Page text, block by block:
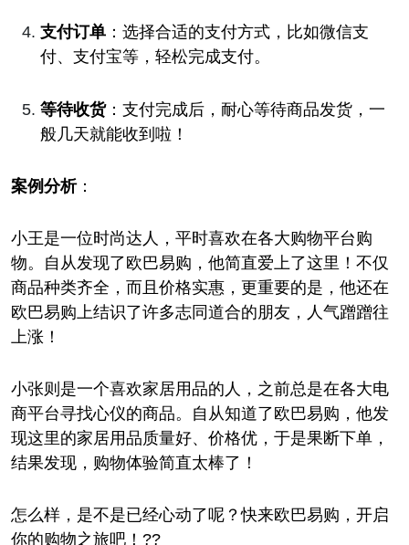
支付订单 ：选择合适的支付方式，比如微信支
付、支付宝等，轻松完成支付。
等待收货：支付完成后，耐心等待商品发货，一
般几天就能收到啦！
案例分析：
小王是一位时尚达人，平时喜欢在各大购物平台购
物。自从发现了欧巴易购，他简直爱上了这里！不仅
商品种类齐全，而且价格实惠，更重要的是，他还在
欧巴易购上结识了许多志同道合的朋友，人气蹭蹭往
上涨！
小张则是一个喜欢家居用品的人，之前总是在各大电
商平台寻找心仪的商品。自从知道了欧巴易购，他发
现这里的家居用品质量好、价格优，于是果断下单，
结果发现，购物体验简直太棒了！
怎么样，是不是已经心动了呢？快来欧巴易购，开启
你的购物之旅吧！??